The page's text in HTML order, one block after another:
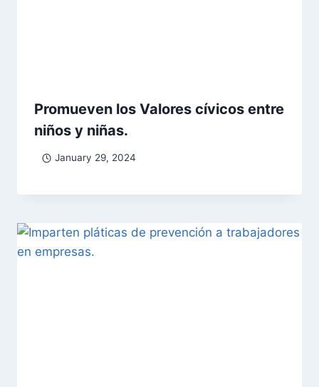
Promueven los Valores cívicos entre
niños y niñas.
January 29, 2024